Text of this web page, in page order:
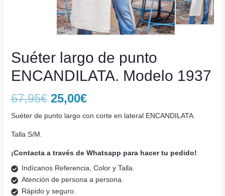
Suéter largo de punto
ENCANDILATA. Modelo 1937
67,95€ 25,00€
Suéter de punto largo con corte en lateral ENCANDILATA.
Talla S/M.
¡Contacta a través de Whatsapp para hacer tu pedido!
Indícanos Referencia, Color y Talla.
Atención de persona a persona.
Rápido y seguro.